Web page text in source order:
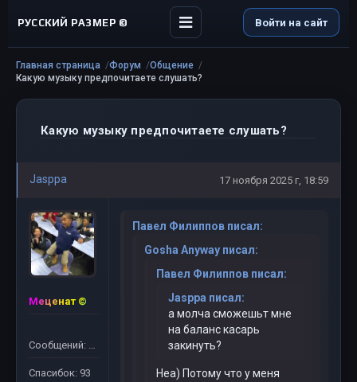
РУССКИЙ РАЗМЕР © Войти на сайт
Главная страница Форум
Общение
Какую музыку предпочитаете слушать?
Какую музыку предпочитаете слушать?
Jasppa 17 ноября 2025 г, 18:59
Меценат ©
Сообщений: 61
Спасибок: 93
Павел Филиппов писал:
Gosha Anyway писал:
Павел Филиппов писал:
Jasppa писал:
а молча сможешьт мне
на баланс касарь
закинуть?
Неа) Потому что у меня